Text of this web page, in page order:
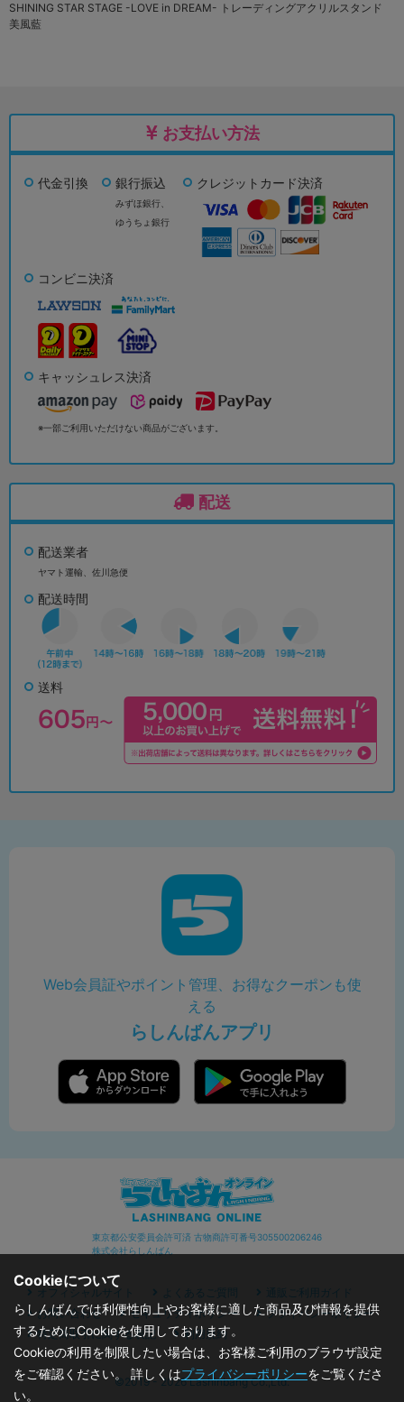
SHINING STAR STAGE -LOVE in DREAM- トレーディングアクリルスタンド
美風藍
お支払い方法
代金引換 銀行振込
みずほ銀行、
ゆうちょ銀行
クレジットカード決済
コンビニ決済
キャッシュレス決済
※一部ご利用いただけない商品がございます。
配送
配送業者
ヤマト運輸、佐川急便
配送時間
送料
Web会員証やポイント管理、お得なクーポンも使
える
らしんばんアプリ
東京都公安委員会許可済 古物商許可番号305500206246
株式会社らしんばん
オフィシャルサイト よくあるご質問
通販ご利用ガイド
お問い合わせ
セキュリティポリシー
プライバシーポリシー
特定商取引に関する表記
利用規約
©2019 - 2026 Lashinbang Co.,Ltd.
Cookieについて
らしんばんでは利便性向上やお客様に適した商品及び情報を提供
するためにCookieを使用しております。
Cookieの利用を制限したい場合は、お客様ご利用のブラウザ設定
をご確認ください。 詳しくはプライバシーポリシーをご覧くださ
い。